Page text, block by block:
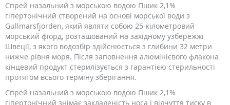
Спрей назальний з морською водою Пшик 2,1%
гіпертонічний створений на основі морської води з
Gullmarsfjorden, який являти собою 25-кілометровий
морський фіорд, розташований на західному узбережжі
Швеції, з якого водозбір здійснюється з глибини 32 метри
нижче рівня моря. Після заповнення алюмінієвого флакона
кінцевий продукт стерилізується з гарантією стерильності
протягом всього терміну зберігання.
Спрей назальний з морською водою Пшик 2,1%
гіпертонічний знімає закладеність носа і відчуття тиску в